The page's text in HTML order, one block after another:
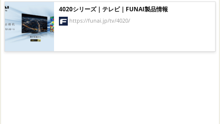
4020シリーズ｜テレビ｜FUNAI製品情報
https://funai.jp/tv/4020/